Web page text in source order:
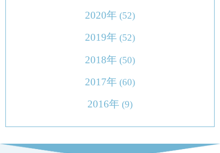
2020年 (52)
2019年 (52)
2018年 (50)
2017年 (60)
2016年 (9)